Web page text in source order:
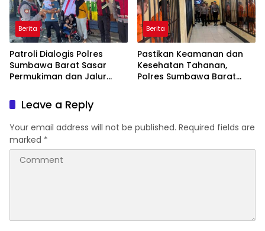
Berita
Patroli Dialogis Polres
Sumbawa Barat Sasar
Permukiman dan Jalur
Tetap Kondusif
Berita
Pastikan Keamanan dan
Kesehatan Tahanan,
Polres Sumbawa Barat
Leave a Reply
Your email address will not be published. Required fields are
marked *